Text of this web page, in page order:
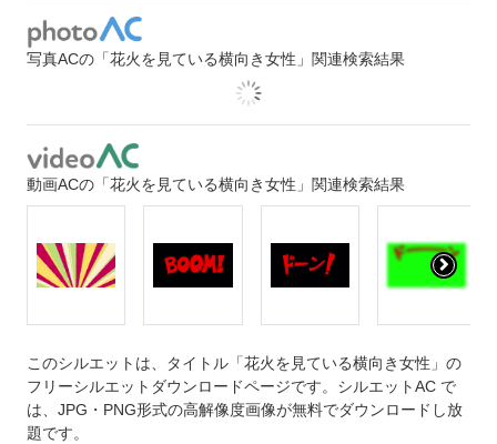
写真ACの「花火を見ている横向き女性」関連検索結果
動画ACの「花火を見ている横向き女性」関連検索結果
このシルエットは、タイトル「花火を見ている横向き女性」の
フリーシルエットダウンロードページです。シルエットAC で
は、JPG・PNG形式の高解像度画像が無料でダウンロードし放
題です。